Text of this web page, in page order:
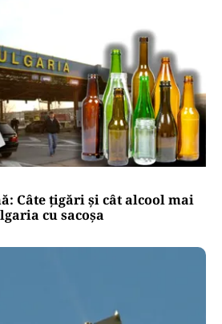
Câte țigări și cât alcool mai
cu sacoșa